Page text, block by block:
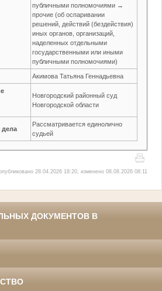
публичными полномочиями →
прочие (об оспаривании
решений, действий (бездействия)
иных органов, организаций,
наделенных отдельными
государственными или иными
публичными полномочиями)
Акимова Татьяна Геннадьевна
Новгородский районный суд
Новгородской области
дела
Рассматривается единолично
судьей
28.04.2026 18:20, изменено 08.08.2026 08:11
ДОКУМЕНТОВ В